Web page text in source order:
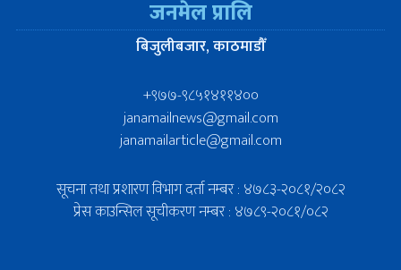
जनमेल प्रालि
बिजुलीबजार, काठमाडौँ
+९७७-९८५१४११४००
janamailnews@gmail.com
janamailarticle@gmail.com
सूचना तथा प्रशारण विभाग दर्ता नम्बर : ४७८३-२०८१/२०८२
प्रेस काउन्सिल सूचीकरण नम्बर : ४७८९-२०८१/०८२